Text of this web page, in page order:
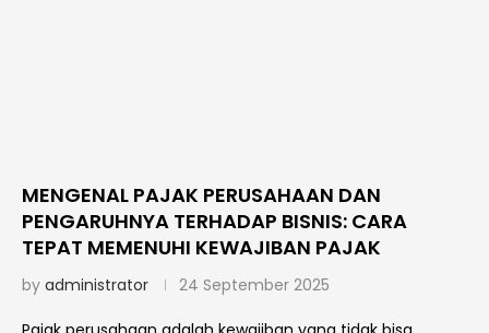
MENGENAL PAJAK PERUSAHAAN DAN
PENGARUHNYA TERHADAP BISNIS: CARA
TEPAT MEMENUHI KEWAJIBAN PAJAK
by administrator 24 September 2025